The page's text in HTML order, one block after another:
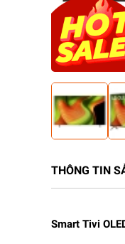
THÔNG TIN
Smart Tivi